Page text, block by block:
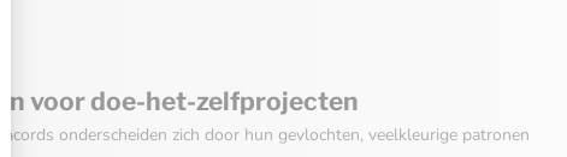
voor doe-het-zelfprojecten
onderscheiden zich door hun gevlochten, veelkleurige patronen